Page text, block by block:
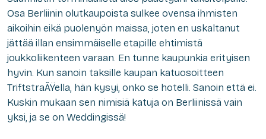
Osa Berliinin olutkaupoista sulkee ovensa ihmisten
aikoihin eikä puolenyön maissa, joten en uskaltanut
jättää illan ensimmäiselle etapille ehtimistä
joukkoliikenteen varaan. En tunne kaupunkia erityisen
hyvin. Kun sanoin taksille kaupan katuosoitteen
TriftstraÃŸella, hän kysyi, onko se hotelli. Sanoin että ei.
Kuskin mukaan sen nimisiä katuja on Berliinissä vain
yksi, ja se on Weddingissä!